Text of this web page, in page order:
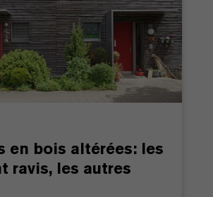
en bois altérées: les
ravis, les autres